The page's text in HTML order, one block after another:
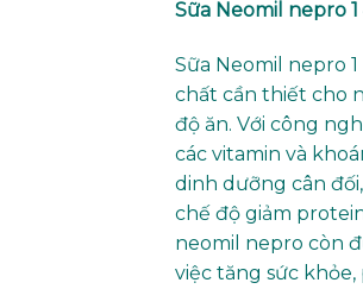
Sữa Neomil nepro
Sữa Neomil nepro
chất cần thiết cho
độ ăn. Với công
các vitamin và
dinh dưỡng cân
chế độ giảm
neomil nepro còn
việc tăng sức